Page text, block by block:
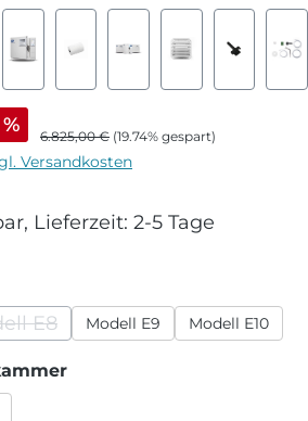
% Regulärer Preis:
6.825,00 € (19.74% gespart)
Versandkosten
Lieferzeit: 2-5 Tage
E8
(Diese Option ist zurzeit nicht
Modell E9 Modell E10
auswählen